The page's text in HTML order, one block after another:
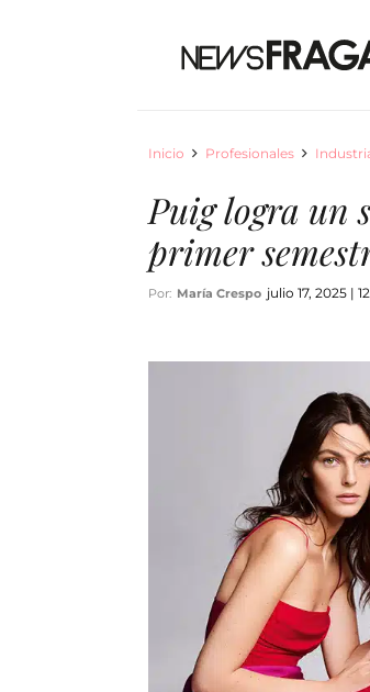
Inicio Profesionales
Puig logra un
primer
Por: María Crespo julio 17, 2025 |